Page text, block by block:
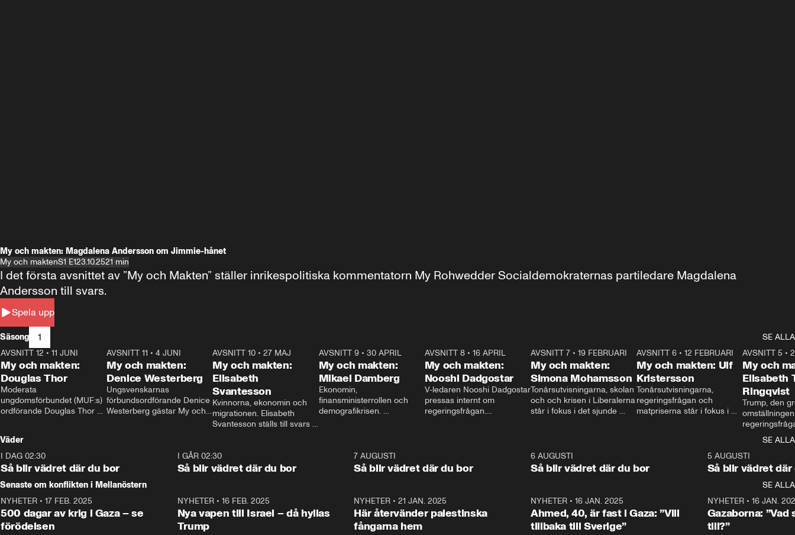
My och makten: Magdalena Andersson om Jimmie-hånet
My och maktenS1 E123.10.2521 min
Spela upp
I det första avsnittet av ”My och Makten” ställer inrikespolitiska kommentatorn My Rohwedder Socialdemokraternas partiledare Magdalena
Andersson till svars.
Säsong 1
SE ALLA
26:27
AVSNITT 12 • 11 JUNI
My och makten:
Douglas Thor
Moderata
ungdomsförbundet (MUF:s)
ordförande Douglas Thor
tonårsutvisningarna och hur
Moderaterna ska locka
väljare till valet i höst.
23:40
AVSNITT 11 •4 JUNI
My och makten:
Denice Westerberg
Ungsvenskarnas
förbundsordförande Denice
Westerberg gästar My och
AVSNITT 10 •27 MAJ
My och makten:
Elisabeth
Svantesson
Kvinnorna, ekonomin och
migrationen. Elisabeth
Svantesson ställs till svars
AVSNITT 9• 30 APRIL
My och makten:
Mikael Damberg
Ekonomin,
finansministerrollen och
demografikrisen.
och Makten.
AVSNITT 8• 16 APRIL
My och makten:
Nooshi Dadgostar
V-ledaren Nooshi Dadgostar
pressas internt om
regeringsfrågan.
– Vi ställer upp i val. Ska vi
vara med så sitter vi förstås
24:30
AVSNITT 7• 19 FEBRUARI
My och makten:
Simona Mohamsson
Tonårsutvisningarna, skolan
och och krisen i Liberalerna
står i fokus i det sjunde
kommentator My
Rohwedder ställer
utbildnings- och
Mohamsson till svars.
27:30
AVSNITT 6 •12 FEBRUARI
My och makten: Ulf
Kristersson
Tonårsutvisningarna,
regeringsfrågan och
matpriserna står i fokus i
Rohwedder ställer
statsminister Ulf Kristersson
AVSNITT 5 •
My och
Elisabeth
Ringqvist
Trump, den
centrum i
avsnittet av
Makten”. Se
Aftonbladets
Rohwedder
Thand Ring
Väder
SE ALLA
I DAG 02:30
Så blir vädret där du bor
1:06
I GÅR 02:30
Så blir vädret där du bor
7 AUGUSTI
Så blir vädret där du bor
6 AUGUSTI
Så blir vädret där du bor
5 AUGUSTI
Så blir vädret där
Senaste om konflikten i Mellanöstern
SE ALLA
NYHETER • 17 FEB. 2025
500 dagar av krig i Gaza – se
förödelsen
NYHETER• 16 FEB. 2025
Nya vapen till Israel – då hyllas
Trump
NYHETER •21 JAN. 2025
Här återvänder palestinska
fångarna hem
NYHETER• 16 JAN. 2025
Ahmed, 40, är fast i Gaza: ”Vill
tillbaka till Sverige”
NYHETER• 16 JAN.
Gazaborna:
till?”